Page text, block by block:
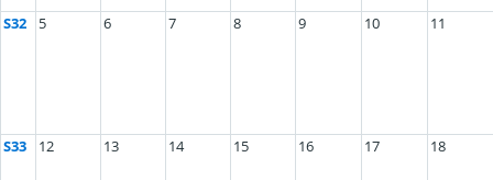
S32 5 6 7 8 9 10 11
S33 12 13 14 15 16 17 18